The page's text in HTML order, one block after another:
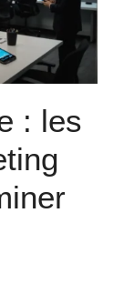
: les